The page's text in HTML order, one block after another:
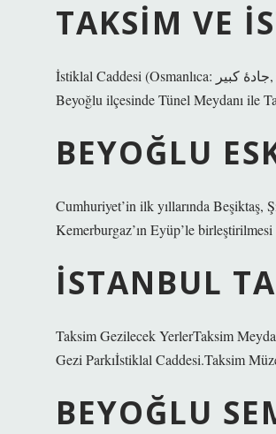
TAKSIM VE
İstiklal Caddesi (Osmanlıca: جادهٔ كبیر‎, romanlaştırılmış: Cadde-i Kebir (Büyük Cadde); Fransızca: Grande Rue de Péra), İstanbul’un
Beyoğlu ilçesinde Tünel Meydanı ile
BEYOĞLU
Cumhuriyet’in ilk yıllarında Beşiktaş,
Kemerburgaz’ın Eyüp’le
İSTANBUL
Taksim Gezilecek YerlerTaksim
Gezi Parkıİstiklal Caddesi.Taksim
BEYOĞLU